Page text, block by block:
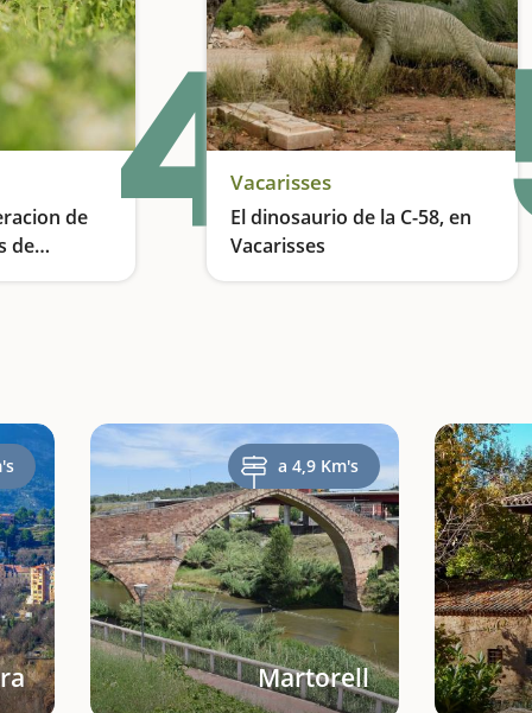
de
de
La importancia de la educación ambiental4Vacarisses
El dinosaurio de la C-58, en
Vacarisses
Un dinosaurio con mucha historia
a 4,9 Km's
Martorell